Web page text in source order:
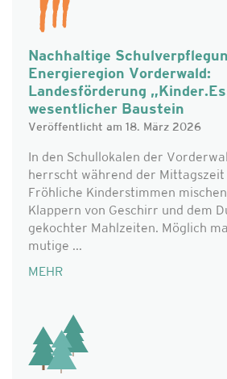
Nachhaltige
Energieregion Vorderwald:
Landesförderung
wesentlicher Baustein
Veröffentlicht am 18. März 2026
In den Schullokalen der
herrscht während der Mittagszeit
Fröhliche Kinderstimmen
Klappern von Geschirr und dem
gekochter Mahlzeiten. Möglich
mutige ...
MEHR